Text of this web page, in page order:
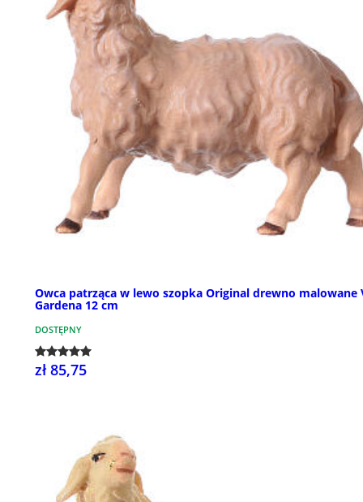
Owca patrząca w lewo szopka Original drewno malowane
Gardena 12 cm
DOSTĘPNY
zł 85,75